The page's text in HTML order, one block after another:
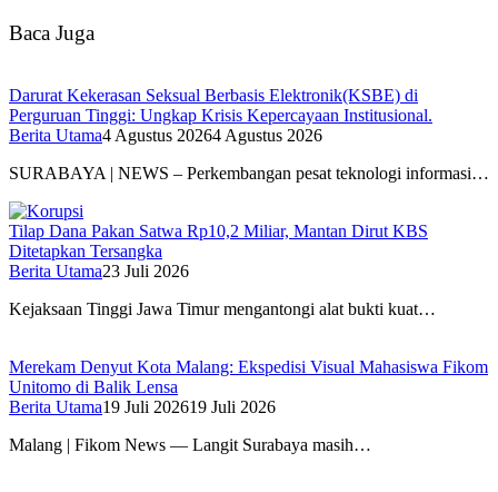
Baca Juga
Darurat Kekerasan Seksual Berbasis Elektronik(KSBE) di
Perguruan Tinggi: Ungkap Krisis Kepercayaan Institusional.
Berita Utama4 Agustus 20264 Agustus 2026
SURABAYA | NEWS – Perkembangan pesat teknologi informasi…
Tilap Dana Pakan Satwa Rp10,2 Miliar, Mantan Dirut KBS
Ditetapkan Tersangka
Berita Utama23 Juli 2026
Kejaksaan Tinggi Jawa Timur mengantongi alat bukti kuat…
Merekam Denyut Kota Malang: Ekspedisi Visual Mahasiswa Fikom
Unitomo di Balik Lensa
Berita Utama19 Juli 202619 Juli 2026
Malang | Fikom News — Langit Surabaya masih…